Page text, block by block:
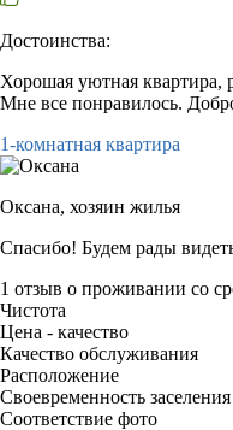
Достоинства:
Хорошая уютная квартира,
Мне все понравилось.
1-комнатная квартира
Оксана, хозяин жилья
Спасибо! Будем рады
1 отзыв о проживании со
Чистота
Цена - качество
Качество обслуживания
Расположение
Своевременность заселения
Соответствие фото